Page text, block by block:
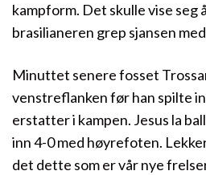
kampform. Det skulle vise
brasilianeren grep sjansen
Minuttet senere fosset
venstreflanken før han spilte
erstatter i kampen. Jesus la
inn 4-0 med høyrefoten.
det dette som er vår nye